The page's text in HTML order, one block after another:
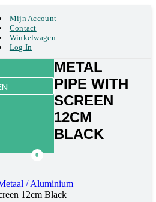
Mijn Account
Contact
Winkelwagen
Log In
0
METAL
PIPE WITH
SCREEN
12CM
BLACK
/ Aluminium
12cm Black